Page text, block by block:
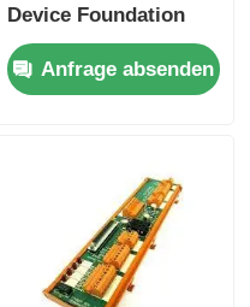
Device Foundation
Fieldbus Linking
DeviceAnfrage absenden